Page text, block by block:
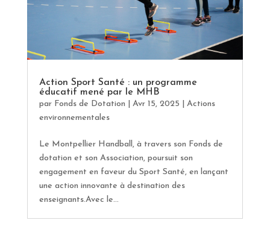
Action Sport Santé : un programme
éducatif mené par le MHB
par Fonds de Dotation Avr 15, 2025
Actions
environnementales
Le Montpellier Handball, à travers son Fonds de
dotation et son Association, poursuit son
engagement en faveur du Sport Santé, en lançant
une action innovante à destination des
enseignants.Avec le...